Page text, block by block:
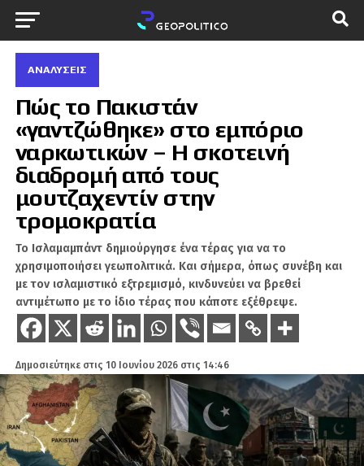
ΑΝΑΛΎΣΕΙΣ
Πώς το Πακιστάν
«γαντζώθηκε» στο εμπόριο
ναρκωτικών – Η σκοτεινή
διαδρομή από τους
μουτζαχεντίν στην
τρομοκρατία
Το Ισλαμαμπάντ δημιούργησε ένα τέρας για να το
χρησιμοποιήσει γεωπολιτικά. Και σήμερα, όπως συνέβη και
με τον ισλαμιστικό εξτρεμισμό, κινδυνεύει να βρεθεί
αντιμέτωπο με το ίδιο τέρας που κάποτε εξέθρεψε.
Δημοσιεύτηκε στις 10 Ιουνίου 2026 στις 14:46